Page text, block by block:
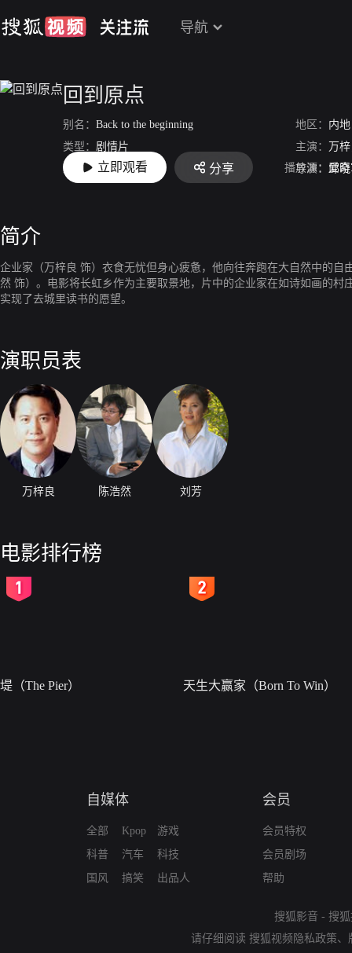
导航
回到原点
别名： Back to the beginning 地区： 内地
类型： 剧情片 主演：
万
上映： 2013 导演： 邱
立即观看 分享 播放源： 爱
简介
企业家（万梓良 饰）衣食无忧但身心疲惫，他向往奔跑在大自然中的
然 饰）。电影将长虹乡作为主要取景地，片中的企业家在如诗如画的
实现了去城里读书的愿望。
演职员表
万梓良 陈浩然 刘芳
电影排行榜
堤（The Pier） 天生大赢家（Born To Win）
自媒体
全部
科普
国风
Kpop
汽车
搞笑
游戏
科技
出品人
会员
会员特权
会员剧场
帮助
搜狐影音 - 搜
请仔细阅读 搜狐视频隐私政策、